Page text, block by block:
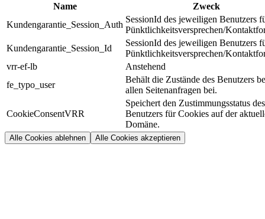
Name
Zweck
Kundengarantie_Session_Auth
SessionId des jeweiligen Benutzers
Pünktlichkeitsversprechen/
Kundengarantie_Session_Id
SessionId des jeweiligen Benutzers
Pünktlichkeitsversprechen/
vrr-ef-lb
Anstehend
fe_typo_user
Behält die Zustände des Benutzers
allen Seitenanfragen bei.
CookieConsentVRR
Speichert den Zustimmungsstatus des
Benutzers für Cookies auf der
Domäne.
Alle Cookies ablehnen Alle Cookies akzeptieren